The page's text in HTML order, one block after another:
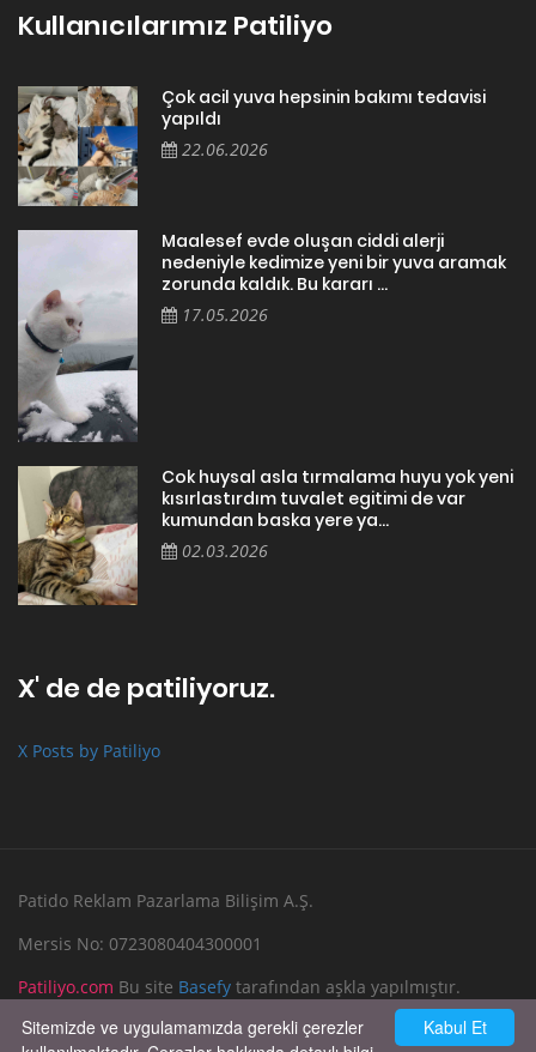
Kullanıcılarımız Patiliyo
Çok acil yuva hepsinin bakımı tedavisi
yapıldı
22.06.2026
Maalesef evde oluşan ciddi alerji
nedeniyle kedimize yeni bir yuva aramak
zorunda kaldık. Bu kararı ...
17.05.2026
Cok huysal asla tırmalama huyu yok yeni
kısırlastırdım tuvalet egitimi de var
kumundan baska yere ya...
02.03.2026
X' de de patiliyoruz.
X Posts by Patiliyo
Patido Reklam Pazarlama Bilişim A.Ş.
Mersis No: 0723080404300001
Patiliyo.com Bu site Basefy tarafından aşkla yapılmıştır.
Reklam Verin
Bize Yazın
Kabul Et
Sitemizde ve uygulamamızda gerekli çerezler